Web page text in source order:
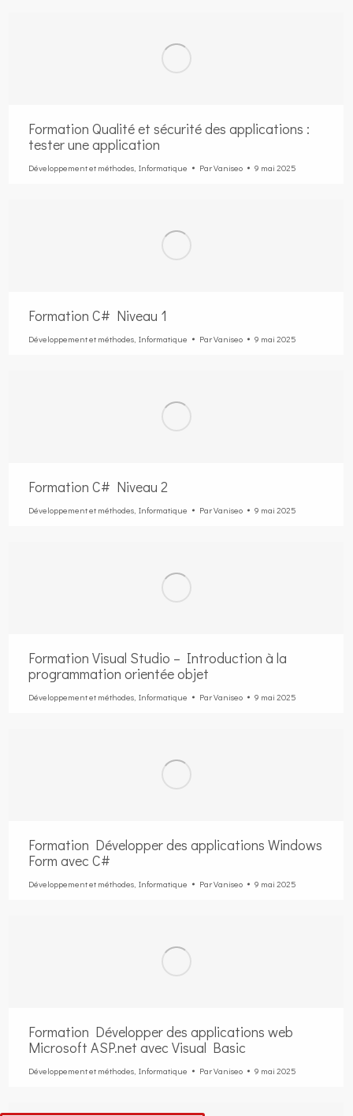
Formation Qualité et sécurité des applications :
tester une application
Développement et méthodes, Informatique ParVaniseo 9 mai 2025
Formation C# Niveau 1
Développement et méthodes, Informatique ParVaniseo 9 mai 2025
Formation C# Niveau 2
Développement et méthodes, Informatique ParVaniseo 9 mai 2025
Formation Visual Studio – Introduction à la
programmation orientée objet
Développement et méthodes, Informatique ParVaniseo 9 mai 2025
Formation Développer des applications Windows
Form avec C#
Développement et méthodes, Informatique ParVaniseo 9 mai 2025
Formation Développer des applications web
Microsoft ASP.net avec Visual Basic
Développement et méthodes, Informatique ParVaniseo 9 mai 2025